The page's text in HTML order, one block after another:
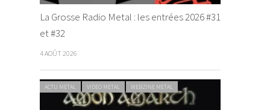
Monolyth
La Grosse Radio Metal : les entrées 2026 #31
et #32
4 AOÛT 2026
ACTU METAL VIDEO METAL WEBZINE METAL